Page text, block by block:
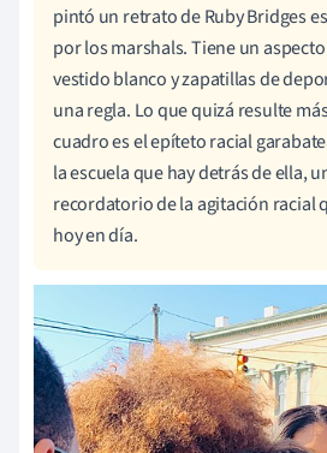
pintó un retrato de Ruby Bridges
por los marshals. Tiene un
vestido blanco y zapatillas de
una regla. Lo que quizá resulte
cuadro es el epíteto racial
la escuela que hay detrás de ella,
recordatorio de la agitación racial
hoy en día.